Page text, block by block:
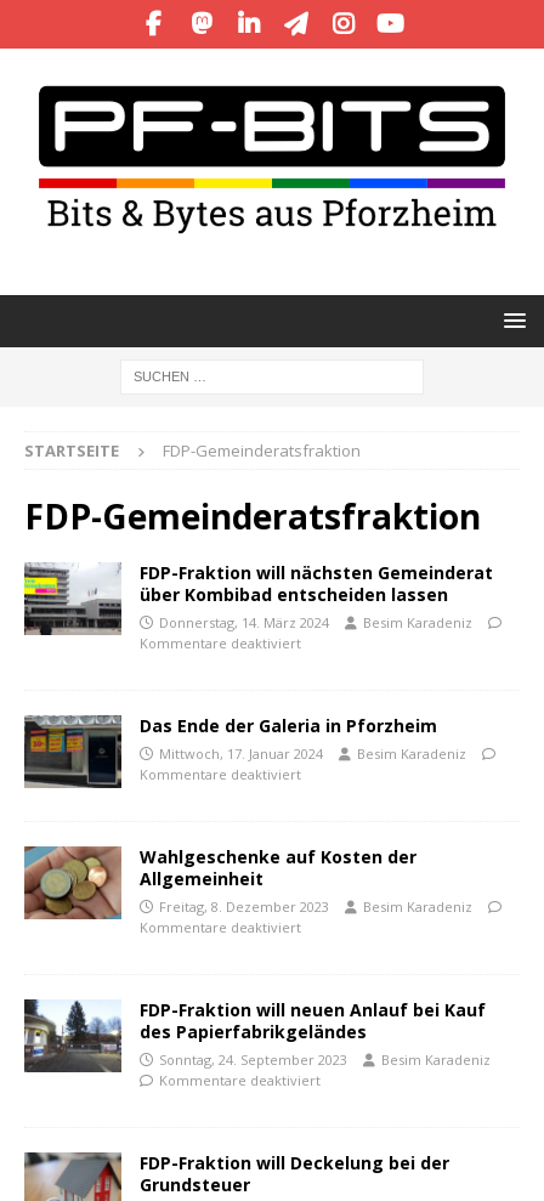
STARTSEITE FDP-Gemeinderatsfraktion
FDP-Gemeinderatsfraktion
FDP-Fraktion will nächsten Gemeinderat
über Kombibad entscheiden lassen
Donnerstag, 14. März 2024
Besim Karadeniz
Kommentare deaktiviert
Das Ende der Galeria in Pforzheim
Mittwoch, 17. Januar 2024
Besim Karadeniz
Kommentare deaktiviert
Wahlgeschenke auf Kosten der
Allgemeinheit
Freitag, 8. Dezember 2023
Besim Karadeniz
Kommentare deaktiviert
FDP-Fraktion will neuen Anlauf bei Kauf
des Papierfabrikgeländes
Sonntag, 24. September 2023
Besim Karadeniz
Kommentare deaktiviert
FDP-Fraktion will Deckelung bei der
Grundsteuer